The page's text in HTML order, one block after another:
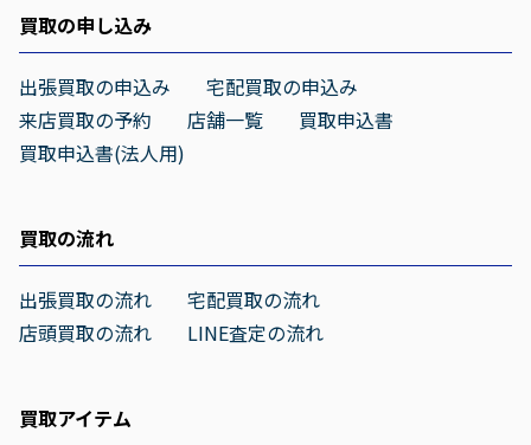
買取の申し込み
出張買取の申込み
宅配買取の申込み
来店買取の予約
店舗一覧
買取申込書
買取申込書(法人用)
買取の流れ
出張買取の流れ
宅配買取の流れ
店頭買取の流れ
LINE査定の流れ
買取アイテム